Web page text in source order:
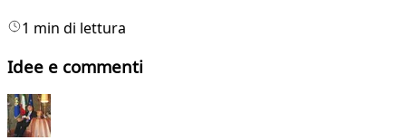
1 min di lettura
Idee e commenti